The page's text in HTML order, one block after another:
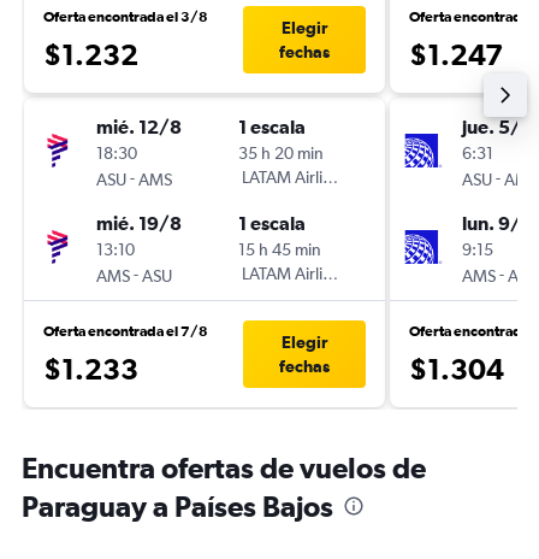
Oferta encontrada el 3/8
$1.232
Elegir
fechas
mié. 12/8
18:30
ASU-AMS
1 escala
35 h 20 min
LATAM Airlines
mié. 19/8
13:10
AMS-ASU
1 escala
15 h 45 min
LATAM Airlines
Oferta encontrada el 7/8
$1.233
Elegir
fechas
Oferta encontrada
$1.247
jue. 5/11
6:31
ASU-AMS
lun. 9/11
9:15
AMS-ASU
Oferta encontrada
$1.304
Encuentra ofertas de vuelos de
Paraguay a Países Bajos